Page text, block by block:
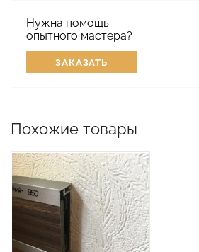
Нужна помощь
опытного мастера?
ЗАКАЗАТЬ
Похожие товары